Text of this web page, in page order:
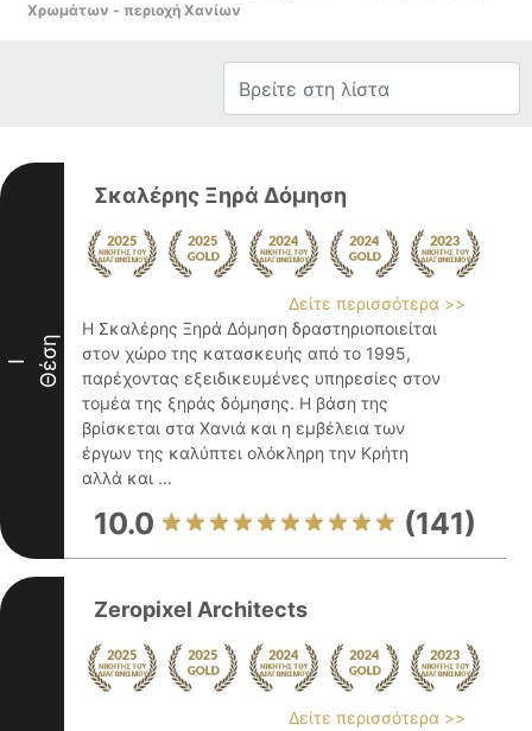
Χρωμάτων - περιοχή Χανίων
I Θέση
Σκαλέρης Ξηρά Δόμηση
Δείτε περισσότερα >>
Η Σκαλέρης Ξηρά Δόμηση δραστηριοποιείται
στον χώρο της κατασκευής από το 1995,
παρέχοντας εξειδικευμένες υπηρεσίες στον
τομέα της ξηράς δόμησης. Η βάση της
βρίσκεται στα Χανιά και η εμβέλεια των
έργων της καλύπτει ολόκληρη την Κρήτη
αλλά και ...
10.0 (141)
Zeropixel Architects
Δείτε περισσότερα >>